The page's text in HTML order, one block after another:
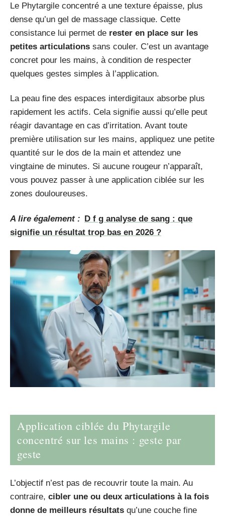
Le Phytargile concentré a une texture épaisse, plus
dense qu’un gel de massage classique. Cette
consistance lui permet de rester en place sur les
petites articulations sans couler. C’est un avantage
concret pour les mains, à condition de respecter
quelques gestes simples à l’application.
La peau fine des espaces interdigitaux absorbe plus
rapidement les actifs. Cela signifie aussi qu’elle peut
réagir davantage en cas d’irritation. Avant toute
première utilisation sur les mains, appliquez une petite
quantité sur le dos de la main et attendez une
vingtaine de minutes. Si aucune rougeur n’apparaît,
vous pouvez passer à une application ciblée sur les
zones douloureuses.
A lire également : D f g analyse de sang : que
signifie un résultat trop bas en 2026 ?
Application ciblée du Phytargile
concentré sur les mains : geste par
geste
L’objectif n’est pas de recouvrir toute la main. Au
contraire, cibler une ou deux articulations à la fois
donne de meilleurs résultats qu’une couche fine